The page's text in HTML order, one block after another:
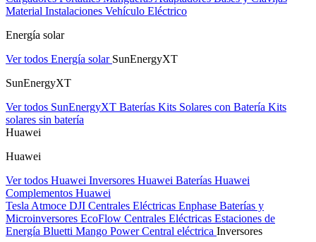
Material Instalaciones Vehículo Eléctrico
Energía solar
Ver todos Energía solar SunEnergyXT
SunEnergyXT
Ver todos SunEnergyXT Baterías Kits Solares con Batería Kits
solares sin batería
Huawei
Huawei
Ver todos Huawei Inversores Huawei Baterías Huawei
Complementos Huawei
Tesla Atmoce DJI Centrales Eléctricas Enphase Baterías y
Microinversores EcoFlow Centrales Eléctricas Estaciones de
Energía Bluetti Mango Power Central eléctrica Inversores